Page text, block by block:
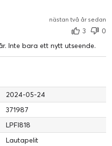
nästan två år sedan
3
0
Inte bara ett nytt utseende.
2024-05-24
371987
LPFI818
Lautapelit